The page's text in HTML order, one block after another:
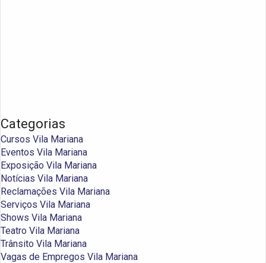
Categorias
Cursos Vila Mariana
Eventos Vila Mariana
Exposição Vila Mariana
Notícias Vila Mariana
Reclamações Vila Mariana
Serviços Vila Mariana
Shows Vila Mariana
Teatro Vila Mariana
Trânsito Vila Mariana
Vagas de Empregos Vila Mariana